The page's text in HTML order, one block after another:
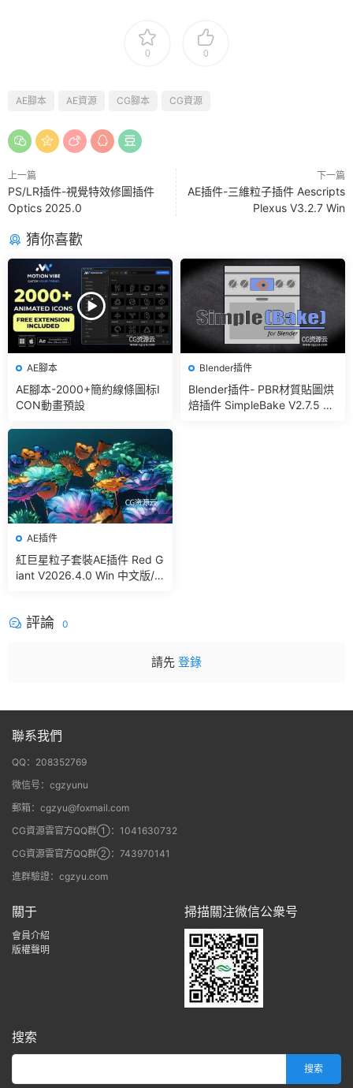
0 0
AE腳本 AE資源 CG腳本 CG資源
上一篇
PS/LR插件-視覺特效修圖插件
Optics 2025.0
下一篇
AE插件-三維粒子插件 Aescripts
Plexus V3.2.7 Win
猜你喜歡
AE腳本
AE腳本-2000+簡約線條圖标I
CON動畫預設
Blender插件
Blender插件- PBR材質貼圖烘
焙插件 SimpleBake V2.7.5 –
AE插件
紅巨星粒子套裝AE插件 Red G
iant V2026.4.0 Win 中文版/
評論 0
請先 登錄
聯系我們
QQ：208352769
微信号：cgzyunu
郵箱：cgzyu@foxmail.com
CG資源雲官方QQ群①：1041630732
CG資源雲官方QQ群②：743970141
進群驗證：cgzyu.com
關于
會員介紹
版權聲明
掃描關注微信公衆号
搜索